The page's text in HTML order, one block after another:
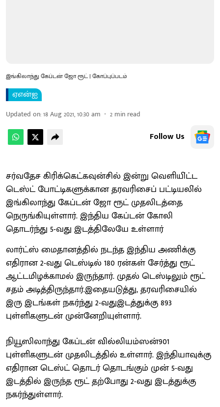
இங்கிலாந்து கேப்டன் ஜோ ரூட் | கோப்புப்படம்
ஏஎன்ஐ
Updated on:18 Aug 2021, 10:30 am 2 min read
Follow Us
சர்வதேச கிரிக்கெட்கவுன்சில் இன்று வெளியி்ட்ட
டெஸ்ட் போட்டிகளுக்கான தரவரிசைப் பட்டியலி்ல்
இங்கிலாந்து கேப்டன் ஜோ ரூட் முதலிடத்தை
நெருங்கியுள்ளார். இந்திய கேப்டன் கோலி
தொடர்ந்து 5-வது இடத்திலேயே உள்ளார்
லார்ட்ஸ் மைதானத்தில் நடந்த இந்திய அணிக்கு
எதிரான 2-வது டெஸ்டில் 180 ரன்கள் சேர்த்து ரூட்
ஆட்டமிழக்காமல் இருந்தார். முதல் டெஸ்டிலும் ரூட்
சதம் அடித்திருந்தார்.இதையடுத்து, தரவரிசையில்
இரு இடங்கள் நகர்ந்து 2-வதுஇடத்துக்கு 893
புள்ளிகளுடன் முன்னேறியுள்ளார்.
நியூஸிலாந்து கேப்டன் வில்லியம்ஸன்901
புள்ளிகளுடன் முதலிடத்தில் உள்ளார். இந்தியாவுக்கு
எதிரான டெஸ்ட் தொடர் தொடங்கும் முன் 5-வது
இடத்தில் இருந்த ரூட் தற்போது 2-வது இடத்துக்கு
நகர்ந்துள்ளார்.